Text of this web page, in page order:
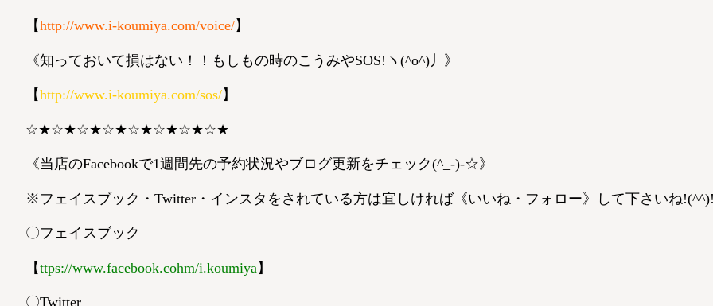
【http://www.i-koumiya.com/voice/】
《知っておいて損はない！！もしもの時のこうみやSOS!ヽ(^o^)丿》
【http://www.i-koumiya.com/sos/】
☆★☆★☆★☆★☆★☆★☆★☆★
《当店のFacebookで1週間先の予約状況やブログ更新をチェック(^_-)-☆》
※フェイスブック・Twitter・インスタをされている方は宜しければ《いいね・フォロー》して下さいね
〇フェイスブック
【ttps://www.facebook.cohm/i.koumiya 】
〇Twitter